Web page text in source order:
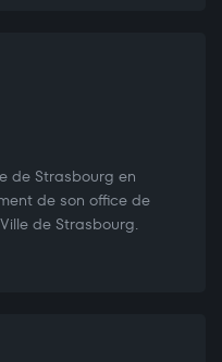
de Strasbourg en
de son office de
de Strasbourg.